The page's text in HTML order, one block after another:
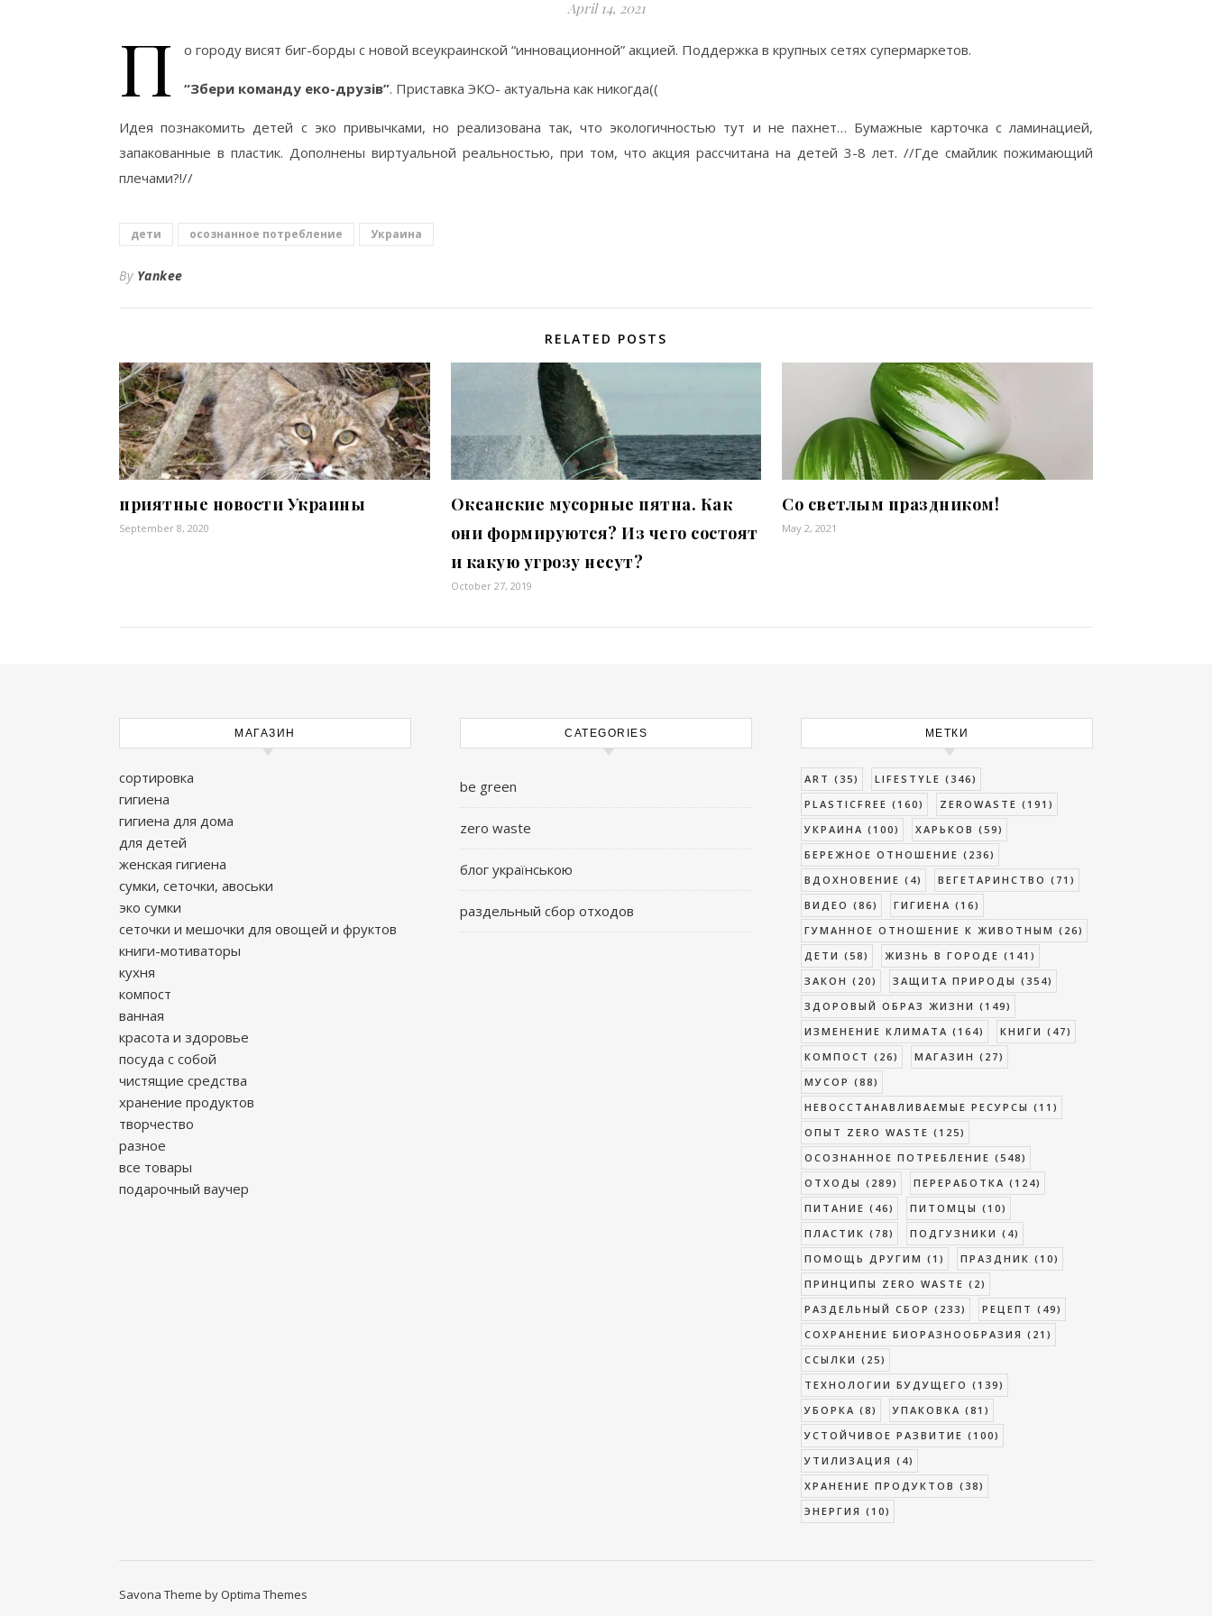
April 14, 2021
П о городу висят биг-борды с новой всеукраинской “инновационной” акцией. Поддержка в крупных сетях супермаркетов.
“Збери команду еко-друзів”. Приставка ЭКО- актуальна как никогда((
Идея познакомить детей с эко привычками, но реализована так, что экологичностью тут и не пахнет… Бумажные карточка с ламинацией,
запакованные в пластик. Дополнены виртуальной реальностью, при том, что акция рассчитана на детей 3-8 лет. //Где смайлик пожимающий
плечами?!//
дети осознанное потребление Украина
By Yankee
RELATED POSTS
приятные новости Украины
September 8, 2020
Океанские мусорные пятна. Как
они формируются? Из чего состоят
и какую угрозу несут?
October 27, 2019
Со светлым праздником!
May 2, 2021
МАГАЗИН
сортировка
гигиена
гигиена для дома
для детей
женская гигиена
сумки, сеточки, авоськи
эко сумки
сеточки и мешочки для овощей и фруктов
книги-мотиваторы
кухня
компост
ванная
красота и здоровье
посуда с собой
чистящие средства
хранение продуктов
творчество
разное
все товары
подарочный ваучер
CATEGORIES
be green
zero waste
блог українською
раздельный сбор отходов
МЕТКИ
ART (35) LIFESTYLE (346)
PLASTICFREE (160) ZEROWASTE (191)
УКРАИНА (100) ХАРЬКОВ (59)
БЕРЕЖНОЕ ОТНОШЕНИЕ (236)
ВДОХНОВЕНИЕ (4) ВЕГЕТАРИНСТВО (71)
ВИДЕО (86) ГИГИЕНА (16)
ГУМАННОЕ ОТНОШЕНИЕ К ЖИВОТНЫМ (26)
ДЕТИ (58) ЖИЗНЬ В ГОРОДЕ (141)
ЗАКОН (20) ЗАЩИТА ПРИРОДЫ (354)
ЗДОРОВЫЙ ОБРАЗ ЖИЗНИ (149)
ИЗМЕНЕНИЕ КЛИМАТА (164) КНИГИ (47)
КОМПОСТ (26) МАГАЗИН (27)
МУСОР (88)
НЕВОССТАНАВЛИВАЕМЫЕ РЕСУРСЫ (11)
ОПЫТ ZERO WASTE (125)
ОСОЗНАННОЕ ПОТРЕБЛЕНИЕ (548)
ОТХОДЫ (289) ПЕРЕРАБОТКА (124)
ПИТАНИЕ (46) ПИТОМЦЫ (10)
ПЛАСТИК (78) ПОДГУЗНИКИ (4)
ПОМОЩЬ ДРУГИМ (1) ПРАЗДНИК (10)
ПРИНЦИПЫ ZERO WASTE (2)
РАЗДЕЛЬНЫЙ СБОР (233) РЕЦЕПТ (49)
СОХРАНЕНИЕ БИОРАЗНООБРАЗИЯ (21)
ССЫЛКИ (25)
ТЕХНОЛОГИИ БУДУЩЕГО (139)
УБОРКА (8) УПАКОВКА (81)
УСТОЙЧИВОЕ РАЗВИТИЕ (100)
УТИЛИЗАЦИЯ (4)
ХРАНЕНИЕ ПРОДУКТОВ (38)
ЭНЕРГИЯ (10)
Savona Theme by Optima Themes